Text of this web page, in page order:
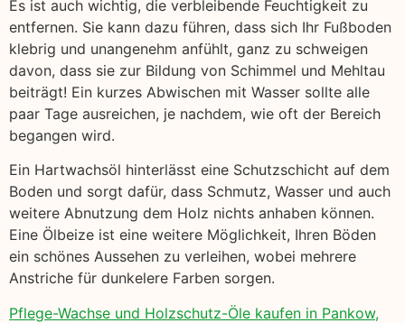
Es ist auch wichtig, die verbleibende Feuchtigkeit zu
entfernen. Sie kann dazu führen, dass sich Ihr Fußboden
klebrig und unangenehm anfühlt, ganz zu schweigen
davon, dass sie zur Bildung von Schimmel und Mehltau
beiträgt! Ein kurzes Abwischen mit Wasser sollte alle
paar Tage ausreichen, je nachdem, wie oft der Bereich
begangen wird.
Ein Hartwachsöl hinterlässt eine Schutzschicht auf dem
Boden und sorgt dafür, dass Schmutz, Wasser und auch
weitere Abnutzung dem Holz nichts anhaben können.
Eine Ölbeize ist eine weitere Möglichkeit, Ihren Böden
ein schönes Aussehen zu verleihen, wobei mehrere
Anstriche für dunkelere Farben sorgen.
Pflege-Wachse und Holzschutz-Öle kaufen in Pankow,